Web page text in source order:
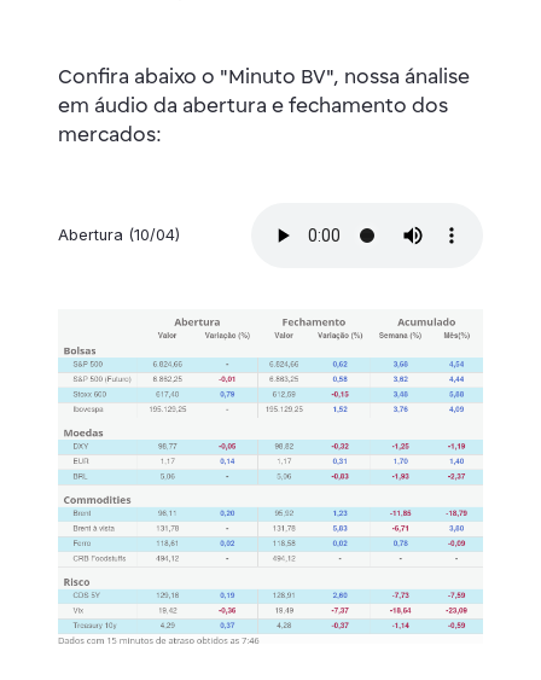
Confira abaixo o "Minuto BV", nossa ánalise
em áudio da abertura e fechamento dos
mercados:
Abertura (10/04)